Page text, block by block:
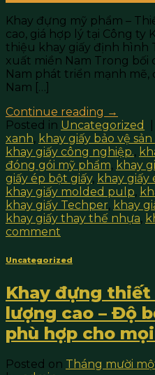
Khay đựng mỹ phẩm –
cao, giá hợp lý tại Công ty
thiệu khay giấy định hình
xuất miền Nam Trong bối
Nam phát triển mạnh mẽ,
Nam […]
Continue reading →
Posted in Uncategorized
xanh, khay giấy bảo vệ
khay giấy công nghiệp.,
đóng gói mỹ phẩm, khay
giấy ép bột giấy, khay
khay giấy molded pulp,
khay giấy Techper, khay
khay giấy thay thế nhựa,
comment
Uncategorized
Khay đựng
lượng cao – Độ
phù hợp cho
Posted on Tháng mười